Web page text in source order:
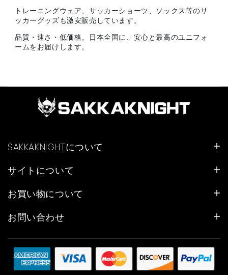
トレーニングウェア、サッカーショーツ、ソックス等のサ
ッカーグッズも激安販売しています。
品質・速さ・低価格。日本全国に、安心と最高のユニフォ
ームをお届けします。
SAKKAKNIGHTについて
サイトについて
お買い物について
お問い合わせ